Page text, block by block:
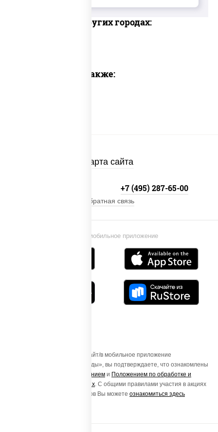
Доставка в других городах:
Предлагаем также:
Карта сайта
Установи мобильное приложение
+7 (495) 287-65-00
Обратная связь
Осуществляя вход на этот Сайт/в мобильное приложение
«ПиццаСушиВок - доставка еды», вы подтверждаете, что ознакомлены
Пользовательским соглашением и Положением по обработке и
защите персональных данных . С общими правилами участия в акциях
и порядке получения подарков Вы можете ознакомиться здесь